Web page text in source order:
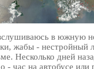
в южную
жабы - нестройный
Несколько дней
- час на автобусе